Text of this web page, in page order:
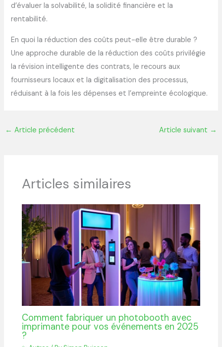
d’évaluer la solvabilité, la solidité financière et la
rentabilité.
En quoi la réduction des coûts peut-elle être durable ?
Une approche durable de la réduction des coûts privilégie
la révision intelligente des contrats, le recours aux
fournisseurs locaux et la digitalisation des processus,
réduisant à la fois les dépenses et l’empreinte écologique.
← Article précédent Article suivant →
Articles similaires
Comment fabriquer un photobooth avec
imprimante pour vos événements en 2025
?